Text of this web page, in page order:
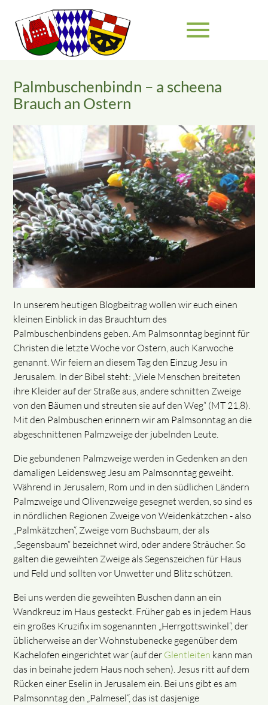
menu
Suchbegriffe SUCHEN
Palmbuschenbindn – a scheena
Brauch an Ostern
In unserem heutigen Blogbeitrag wollen wir euch einen
kleinen Einblick in das Brauchtum des
Palmbuschenbindens geben. Am Palmsonntag beginnt für
Christen die letzte Woche vor Ostern, auch Karwoche
genannt. Wir feiern an diesem Tag den Einzug Jesu in
Jerusalem. In der Bibel steht: „Viele Menschen breiteten
ihre Kleider auf der Straße aus, andere schnitten Zweige
von den Bäumen und streuten sie auf den Weg“ (MT 21,8).
Mit den Palmbuschen erinnern wir am Palmsonntag an die
abgeschnittenen Palmzweige der jubelnden Leute.
Die gebundenen Palmzweige werden in Gedenken an den
damaligen Leidensweg Jesu am Palmsonntag geweiht.
Während in Jerusalem, Rom und in den südlichen Ländern
Palmzweige und Olivenzweige gesegnet werden, so sind es
in nördlichen Regionen Zweige von Weidenkätzchen - also
„Palmkätzchen“, Zweige vom Buchsbaum, der als
„Segensbaum“ bezeichnet wird, oder andere Sträucher. So
galten die geweihten Zweige als Segenszeichen für Haus
und Feld und sollten vor Unwetter und Blitz schützen.
Bei uns werden die geweihten Buschen dann an ein
Wandkreuz im Haus gesteckt. Früher gab es in jedem Haus
ein großes Kruzifix im sogenannten „Herrgottswinkel“, der
üblicherweise an der Wohnstubenecke gegenüber dem
Kachelofen eingerichtet war (auf der Glentleiten kann man
das in beinahe jedem Haus noch sehen). Jesus ritt auf dem
Rücken einer Eselin in Jerusalem ein. Bei uns gibt es am
Palmsonntag den „Palmesel“, das ist dasjenige